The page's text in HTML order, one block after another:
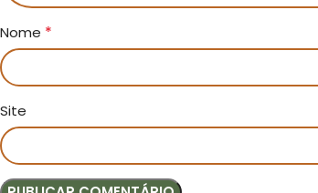
Nome *
Site